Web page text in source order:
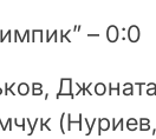
– 0:0